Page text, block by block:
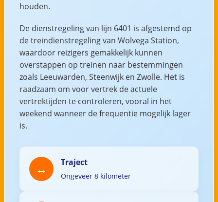
houden.
De dienstregeling van lijn 6401 is afgestemd op
de treindienstregeling van Wolvega Station,
waardoor reizigers gemakkelijk kunnen
overstappen op treinen naar bestemmingen
zoals Leeuwarden, Steenwijk en Zwolle. Het is
raadzaam om voor vertrek de actuele
vertrektijden te controleren, vooral in het
weekend wanneer de frequentie mogelijk lager
is.
Traject
Ongeveer 8 kilometer